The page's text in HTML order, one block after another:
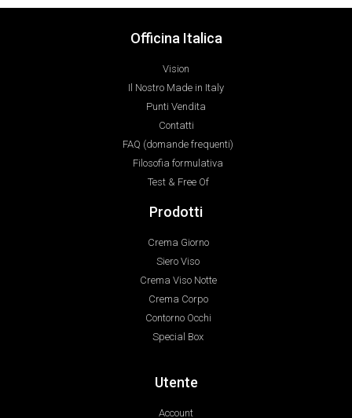
Officina Italica
Vision
Il Nostro Made in Italy
Punti Vendita
Contatti
FAQ (domande frequenti)
Filosofia formulativa
Test & Free Of
Prodotti
Crema Giorno
Siero Viso
Crema Viso Notte
Crema Corpo
Contorno Occhi
Special Box
Utente
Account